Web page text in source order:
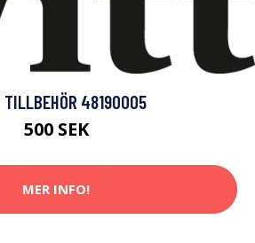
48190005
500 SEK
MER INFO!